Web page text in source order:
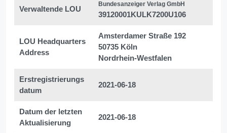
Verwaltende LOU
Bundesanzeiger Verlag GmbH
39120001KULK7200U106
LOU Headquarters
Address
Amsterdamer Straße 192
50735 Köln
Nordrhein-Westfalen
Erstregistrierungs
datum
2021-06-18
Datum der letzten
Aktualisierung
2021-06-18